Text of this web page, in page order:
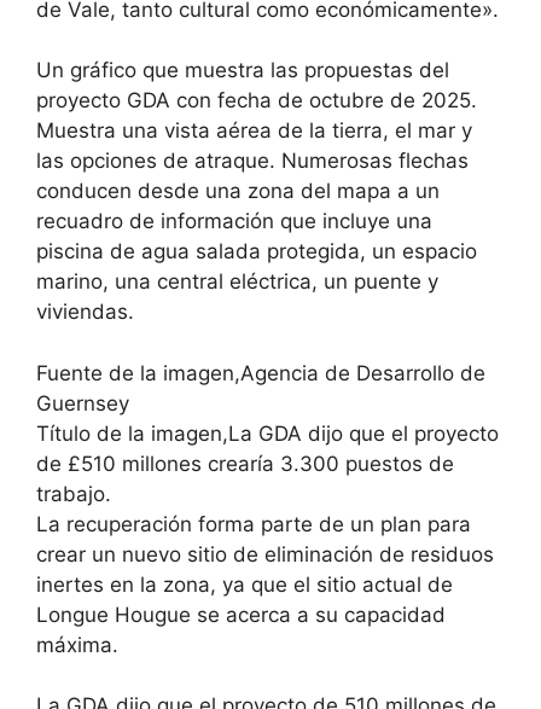
de Vale, tanto cultural como económicamente».
Un gráfico que muestra las propuestas del
proyecto GDA con fecha de octubre de 2025.
Muestra una vista aérea de la tierra, el mar y
las opciones de atraque. Numerosas flechas
conducen desde una zona del mapa a un
recuadro de información que incluye una
piscina de agua salada protegida, un espacio
marino, una central eléctrica, un puente y
viviendas.
Fuente de la imagen,Agencia de Desarrollo de
Guernsey
Título de la imagen,La GDA dijo que el proyecto
de £510 millones crearía 3.300 puestos de
trabajo.
La recuperación forma parte de un plan para
crear un nuevo sitio de eliminación de residuos
inertes en la zona, ya que el sitio actual de
Longue Hougue se acerca a su capacidad
máxima.